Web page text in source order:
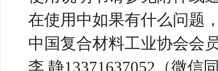
在使用中如果有什么问题
中国复合材料工业协会会
李 静13371637052 （微信